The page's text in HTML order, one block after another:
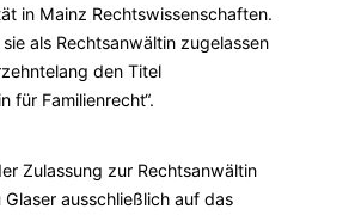
in Mainz Rechtswissenschaften.
als Rechtsanwältin zugelassen
den Titel
für Familienrecht“.
Zulassung zur Rechtsanwältin
Glaser ausschließlich auf das